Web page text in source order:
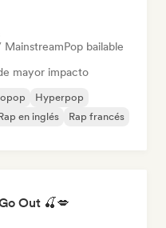
Pop bailable
mayor impacto
Hyperpop
en inglés
Rap francés
Out 🍒💋